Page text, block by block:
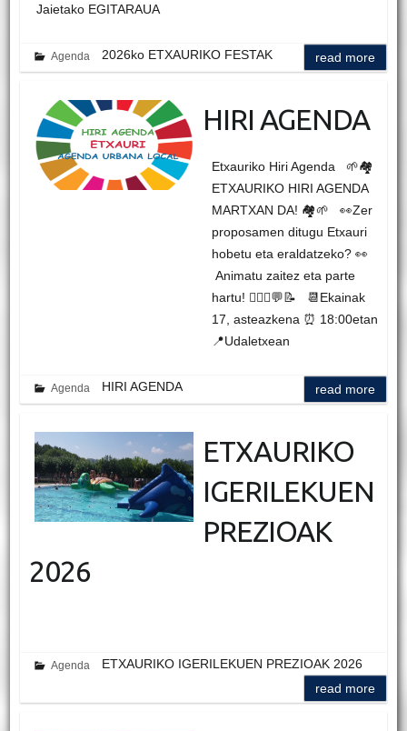
Jaietako EGITARAUA
Agenda 2026ko ETXAURIKO FESTAK read more
HIRI AGENDA
Etxauriko Hiri Agenda 🌱🏘️
ETXAURIKO HIRI AGENDA
MARTXAN DA! 🏘️🌱 👀Zer
proposamen ditugu Etxauri
hobetu eta eraldatzeko? 👀
Animatu zaitez eta parte
hartu! 🙋🏻‍♀️💬📝 📆Ekainak
17, asteazkena ⏰ 18:00etan
📍Udaletxean
Agenda HIRI AGENDA read more
ETXAURIKO
IGERILEKUEN
PREZIOAK
2026
Agenda
ETXAURIKO IGERILEKUEN PREZIOAK 2026
read more